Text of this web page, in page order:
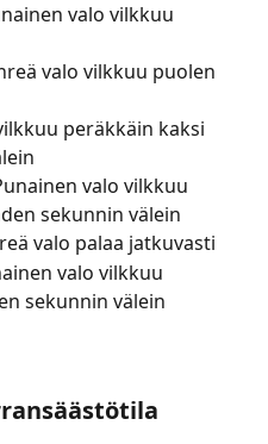
valo vilkkuu
valo vilkkuu puolen
peräkkäin kaksi
valo vilkkuu
sekunnin välein
valo palaa jatkuvasti
valo vilkkuu
sekunnin välein